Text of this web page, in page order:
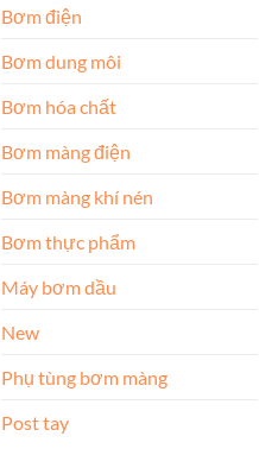
Bơm điện
Bơm dung môi
Bơm hóa chất
Bơm màng điện
Bơm màng khí nén
Bơm thực phẩm
Máy bơm dầu
New
Phụ tùng bơm màng
Post tay